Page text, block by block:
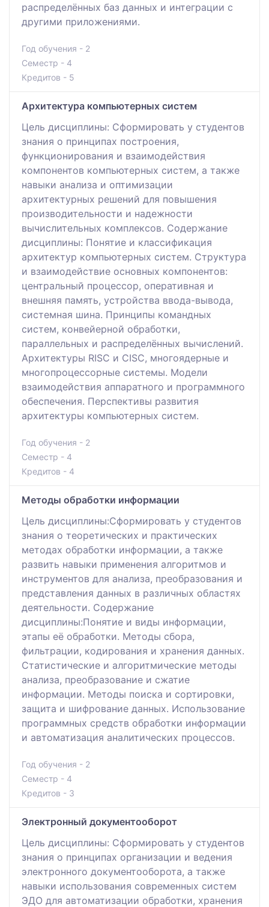
распределённых баз данных и интеграции с
другими приложениями.
Год обучения - 2
Семестр - 4
Кредитов - 5
Архитектура компьютерных систем
Цель дисциплины: Сформировать у студентов
знания о принципах построения,
функционирования и взаимодействия
компонентов компьютерных систем, а также
навыки анализа и оптимизации
архитектурных решений для повышения
производительности и надежности
вычислительных комплексов. Содержание
дисциплины: Понятие и классификация
архитектур компьютерных систем. Структура
и взаимодействие основных компонентов:
центральный процессор, оперативная и
внешняя память, устройства ввода-вывода,
системная шина. Принципы командных
систем, конвейерной обработки,
параллельных и распределённых вычислений.
Архитектуры RISC и CISC, многоядерные и
многопроцессорные системы. Модели
взаимодействия аппаратного и программного
обеспечения. Перспективы развития
архитектуры компьютерных систем.
Год обучения - 2
Семестр - 4
Кредитов - 4
Методы обработки информации
Цель дисциплины:Сформировать у студентов
знания о теоретических и практических
методах обработки информации, а также
развить навыки применения алгоритмов и
инструментов для анализа, преобразования и
представления данных в различных областях
деятельности. Содержание
дисциплины:Понятие и виды информации,
этапы её обработки. Методы сбора,
фильтрации, кодирования и хранения данных.
Статистические и алгоритмические методы
анализа, преобразование и сжатие
информации. Методы поиска и сортировки,
защита и шифрование данных. Использование
программных средств обработки информации
и автоматизация аналитических процессов.
Год обучения - 2
Семестр - 4
Кредитов - 3
Электронный документооборот
Цель дисциплины: Сформировать у студентов
знания о принципах организации и ведения
электронного документооборота, а также
навыки использования современных систем
ЭДО для автоматизации обработки, хранения